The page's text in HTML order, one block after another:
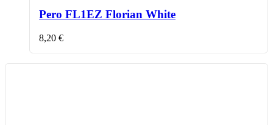
Pero FL1EZ Florian White
8,20 €